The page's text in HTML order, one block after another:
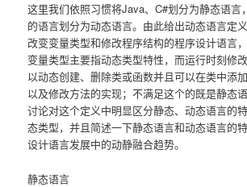
这里我们依照习惯将Java、C#划分为静态语言
的语言划分为动态语言。由此给出动态语言定
改变变量类型和修改程序结构的程序设计语言
变量类型主要指动态类型特性，而运行时刻修
以动态创建、删除类或函数并且可以在类中添
以及修改方法的实现；不满足这个的既是静态
讨论对这个定义中明显区分静态、动态语言的
态类型，并且简述一下静态语言和动态语言的
设计语言发展中的动静融合趋势。
静态语言